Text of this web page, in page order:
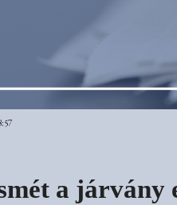
a járvány